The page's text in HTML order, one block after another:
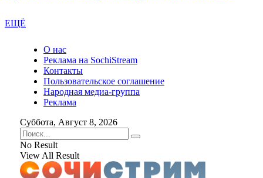
ЕЩЁ
О нас
Реклама на SochiStream
Контакты
Пользовательское соглашение
Народная медиа-группа
Реклама
Суббота, Август 8, 2026
No Result
View All Result